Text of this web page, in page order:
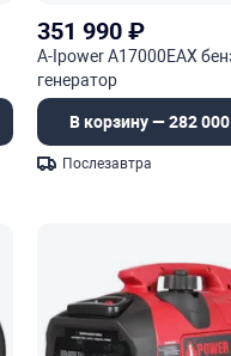
351 990₽
A-Ipower A17000EAX
генератор
В корзину — 282
Послезавтра